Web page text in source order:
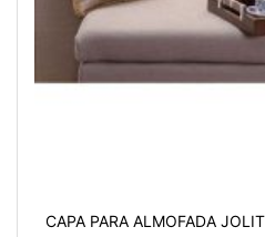
CAPA PARA ALMOFADA